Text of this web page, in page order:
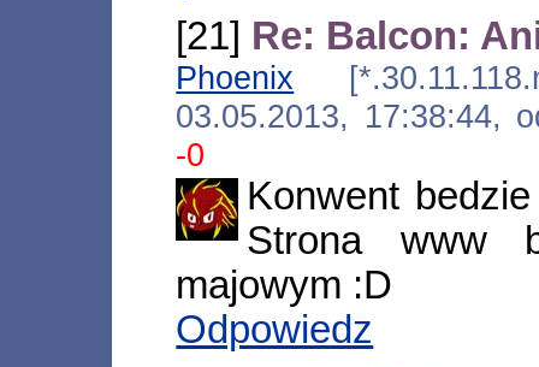
[21] Re: Balcon:
Phoenix
03.05.2013, 17:38:44,
-0
Konwent
Strona www
majowym :D
Odpowiedz